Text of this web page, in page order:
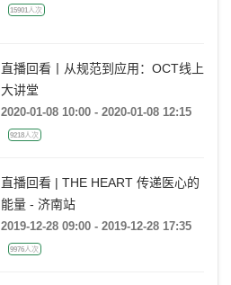
15901人次
直播回看丨从规范到应用：OCT线上
大讲堂
2020-01-08 10:00 - 2020-01-08 12:15
9218人次
直播回看 | THE HEART 传递医心的
能量 - 济南站
2019-12-28 09:00 - 2019-12-28 17:35
9976人次